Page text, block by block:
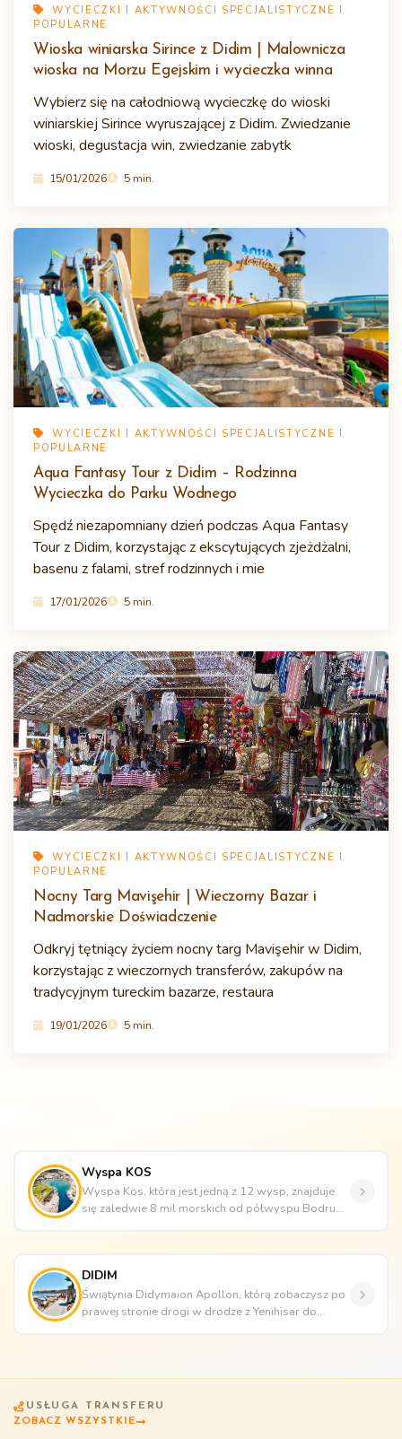
WYCIECZKI I AKTYWNOŚCI SPECJALISTYCZNE I
POPULARNE
Wioska winiarska Sirince z Didim | Malownicza
wioska na Morzu Egejskim i wycieczka winna
Wybierz się na całodniową wycieczkę do wioski
winiarskiej Sirince wyruszającej z Didim. Zwiedzanie
wioski, degustacja win, zwiedzanie zabytk
15/01/2026 5 min.
WYCIECZKI I AKTYWNOŚCI SPECJALISTYCZNE I
POPULARNE
Aqua Fantasy Tour z Didim – Rodzinna
Wycieczka do Parku Wodnego
Spędź niezapomniany dzień podczas Aqua Fantasy
Tour z Didim, korzystając z ekscytujących zjeżdżalni,
basenu z falami, stref rodzinnych i mie
17/01/2026 5 min.
WYCIECZKI I AKTYWNOŚCI SPECJALISTYCZNE I
POPULARNE
Nocny Targ Mavişehir | Wieczorny Bazar i
Nadmorskie Doświadczenie
Odkryj tętniący życiem nocny targ Mavişehir w Didim,
korzystając z wieczornych transferów, zakupów na
tradycyjnym tureckim bazarze, restaura
19/01/2026 5 min.
Wyspa KOS
Wyspa Kos, która jest jedną z 12 wysp, znajduje
się zaledwie 8 mil morskich od półwyspu Bodrum.
DIDIM
Świątynia Didymaion Apollon, którą zobaczysz po
prawej stronie drogi w drodze z Yenihisar do
USŁUGA TRANSFERU
ZOBACZ WSZYSTKIE